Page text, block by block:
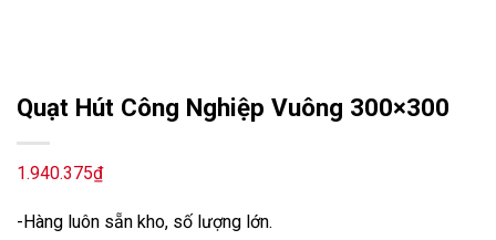
Quạt Hút Công Nghiệp Vuông 300×300
1.940.375₫
-Hàng luôn sẵn kho, số lượng lớn.